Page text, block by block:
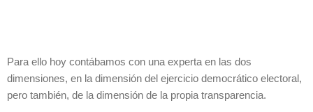
Para ello hoy contábamos con una experta en las dos
dimensiones, en la dimensión del ejercicio democrático electoral,
pero también, de la dimensión de la propia transparencia.